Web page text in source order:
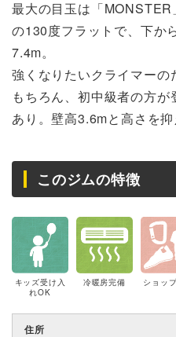
最大の目玉は「
の130度フラットで、下か
7.4m。
強くなりたいクライマーの
もちろん、初中級者の方
あり。壁高3.6mと高さを抑
このジムの特徴
キッズ受け入
れOK
冷暖房完備 ショッ
住所